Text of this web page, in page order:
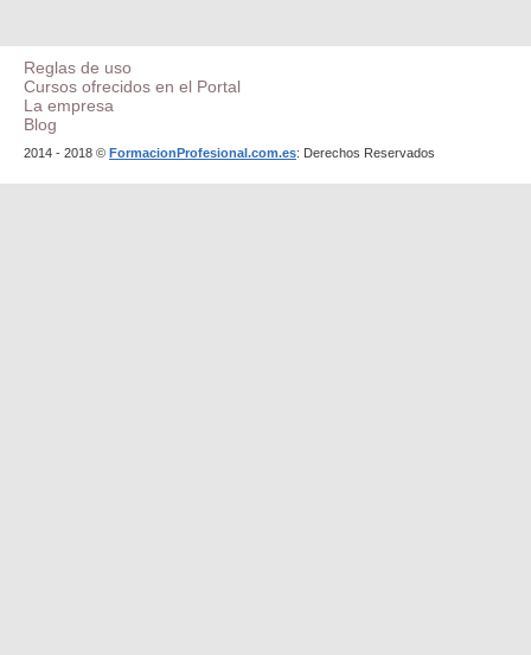
Reglas de uso
Cursos ofrecidos en el Portal
La empresa
Blog
2014 - 2018 © FormacionProfesional.com.es: Derechos Reservados